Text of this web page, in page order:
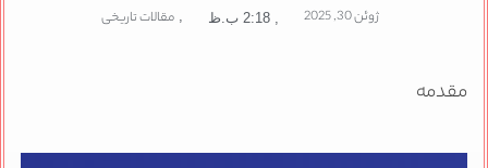
ژوئن 30, 2025 2:18 ب.ظ , مقالات تاریخی
مقدمه